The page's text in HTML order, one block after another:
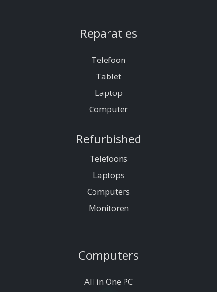
Reparaties
Telefoon
Tablet
Laptop
Computer
Refurbished
Telefoons
Laptops
Computers
Monitoren
Computers
All in One PC